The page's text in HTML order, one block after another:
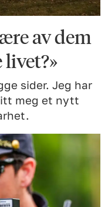
av dem
livet?»
sider. Jeg har
meg et nytt